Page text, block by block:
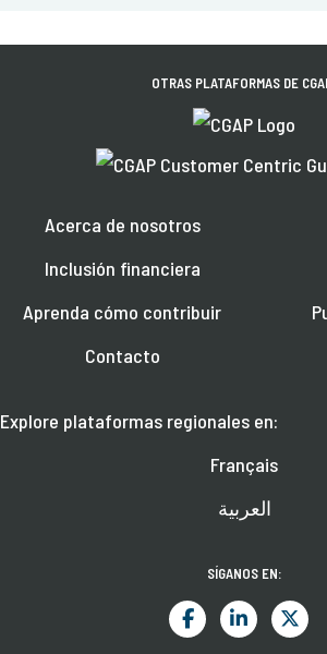
OTRAS PLATAFORMAS DE
Acerca de nosotros
Inclusión financiera
Aprenda cómo contribuir
Contacto
Explore plataformas regionales en:
Français
العربية
SÍGANOS EN: